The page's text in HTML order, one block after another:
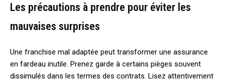
Les précautions à prendre pour éviter les
mauvaises surprises
Une franchise mal adaptée peut transformer une assurance
en fardeau inutile. Prenez garde à certains pièges souvent
dissimulés dans les termes des contrats. Lisez attentivement